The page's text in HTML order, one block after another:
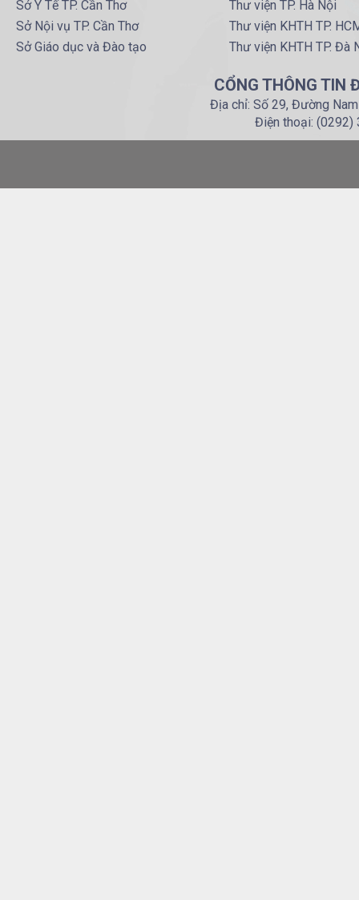
Sở Y Tế TP. Cần Thơ
Sở Nội vụ TP. Cần Thơ
Sở Giáo dục và Đào tạo
Thư viện TP. Hà Nội
Thư viện KHTH TP.
Thư viện KHTH TP. Đà
CỔNG THÔNG TIN
Địa chỉ: Số 29, Đường
Điện thoại: (0292)